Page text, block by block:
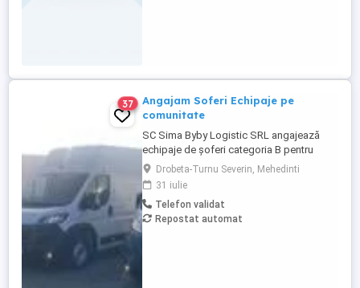
37
Angajam Soferi Echipaje pe
comunitate
SC Sima Byby Logistic SRL angajează
echipaje de șoferi categoria B pentru
transport internațional (comunitate)!
Căutăm echipaje formate din 2 șoferi,
posesori ai permisului categoria B, pentru
transport internațional de marfă. Oferim:
Salariu între 1.800 și 2.200 Program: 2 luni
Drobeta-Turnu Severin, Mehedinti
31 iulie
Telefon validat
Repostat automat